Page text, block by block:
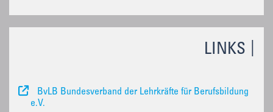
LINKS
BvLB Bundesverband der Lehrkräfte für Berufsbildung
e.V.